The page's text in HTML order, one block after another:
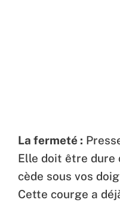
La fermeté :
Elle doit être dure
cède sous vos
Cette courge a